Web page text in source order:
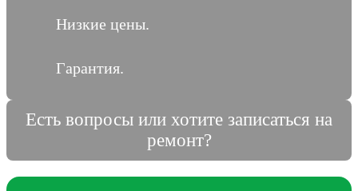
Низкие цены.
Гарантия.
Есть вопросы или хотите записаться на
ремонт?